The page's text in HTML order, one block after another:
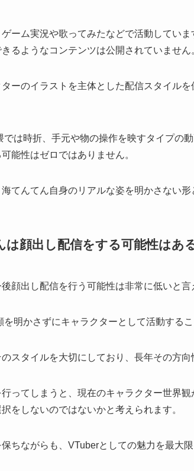
ーム実況や歌ってみたなどで活動してい
るようなコンテンツは公開されていません
ーのイラストを主体とした配信スタイル
では時折、手元や物の操作を映すタイプの
能性はゼロではありません。
てんてん自身のリアルな姿を明かさない形
は顔出し配信をする可能性はあ
顔出し配信を行う可能性は非常に低いと言
明かさずにキャラクターとして活動するこ
スタイルを大切にしており、長年その方向
ってしまうと、現在のキャラクター世界
をしないのではないかと考えられます。
ちながらも、VTuberとしての魅力を最大